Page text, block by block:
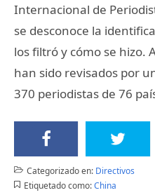
Internacional de
se desconoce la
los filtró y cómo se hizo.
han sido revisados por
370 periodistas de 76
Categorizado en: Directivos
Etiquetado como: China